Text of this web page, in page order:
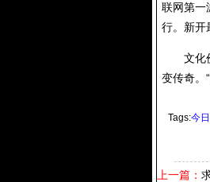
联网第一
行。新开
文化价
变传奇。
Tags:今
上一篇：